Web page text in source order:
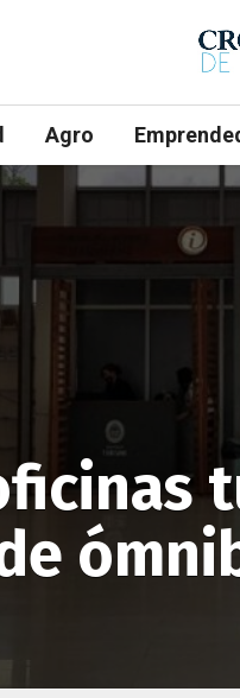
Agro